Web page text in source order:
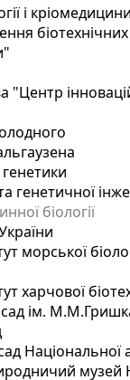
і
"Центр
генетики
та генетичної
біології
морської
харчової
ім.
Національної
музей